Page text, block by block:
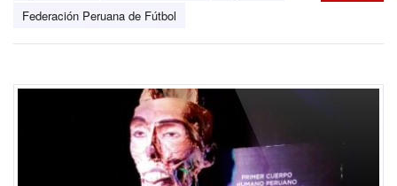
Federación Peruana de Fútbol